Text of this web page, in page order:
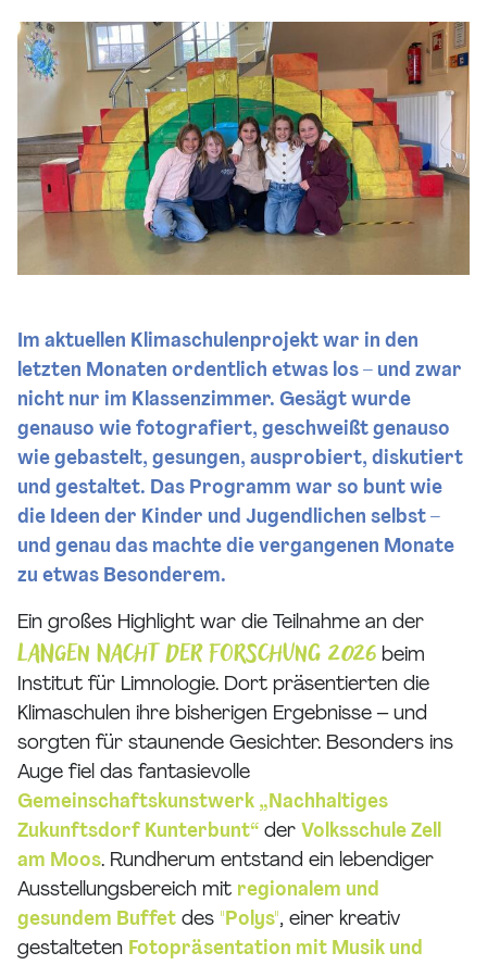
Im aktuellen Klimaschulenprojekt war in den
letzten Monaten ordentlich etwas los – und zwar
nicht nur im Klassenzimmer. Gesägt wurde
genauso wie fotografiert, geschweißt genauso
wie gebastelt, gesungen, ausprobiert, diskutiert
und gestaltet. Das Programm war so bunt wie
die Ideen der Kinder und Jugendlichen selbst –
und genau das machte die vergangenen Monate
zu etwas Besonderem.
Ein großes Highlight war die Teilnahme an der
Langen Nacht der Forschung 2026 beim
Institut für Limnologie. Dort präsentierten die
Klimaschulen ihre bisherigen Ergebnisse – und
sorgten für staunende Gesichter. Besonders ins
Auge fiel das fantasievolle
Gemeinschaftskunstwerk „Nachhaltiges
Zukunftsdorf Kunterbunt“ der Volksschule Zell
am Moos. Rundherum entstand ein lebendiger
Ausstellungsbereich mit regionalem und
gesundem Buffet des "Polys", einer kreativ
gestalteten Fotopräsentation mit Musik und